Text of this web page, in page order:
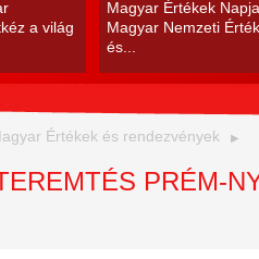
a világ
Magyar Értékek
Magyar Nemzeti
és...
Értékek és rendezvények
PRÉM-